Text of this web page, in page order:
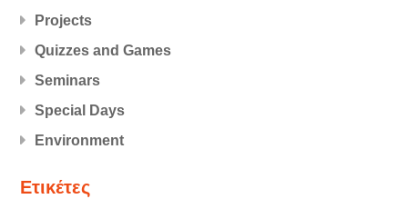
Projects
Quizzes and Games
Seminars
Special Days
Εnvironment
Ετικέτες